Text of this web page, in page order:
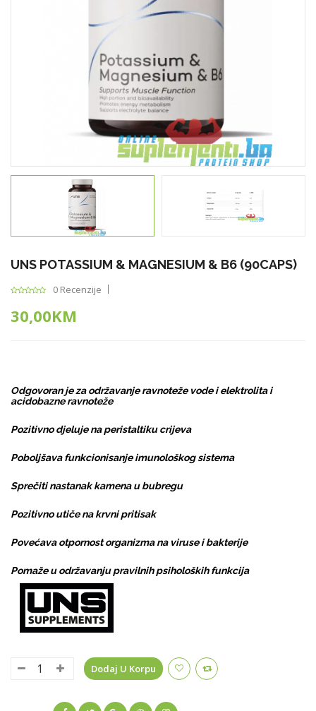
UNS POTASSIUM & MAGNESIUM & B6 (90CAPS)
0 Recenzije
30,00KM
Odgovoran je za održavanje ravnoteže vode i elektrolita i
acidobazne ravnoteže
Pozitivno djeluje na peristaltiku crijeva
Poboljšava funkcionisanje imunološkog sistema
Sprečiti nastanak kamena u bubregu
Pozitivno utiče na krvni pritisak
Povećava otpornost organizma na viruse i bakterije
Pomaže u održavanju pravilnih psiholoških funkcija
Dodaj U Korpu